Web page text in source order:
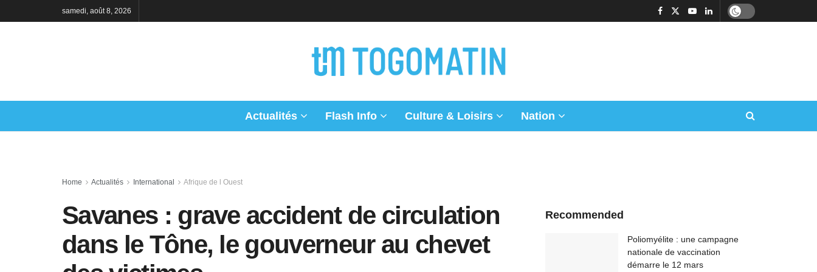
samedi, août 8, 2026
Actualités Flash Info Culture & Loisirs Nation
Home Actualités International Afrique de l Ouest
Savanes : grave accident de circulation
dans le Tône, le gouverneur au chevet
Recommended
Poliomyélite : une campagne
nationale de vaccination
démarre le 12 mars